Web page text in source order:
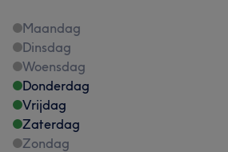
Maandag
Dinsdag
Woensdag
Donderdag
Vrijdag
Zaterdag
Zondag